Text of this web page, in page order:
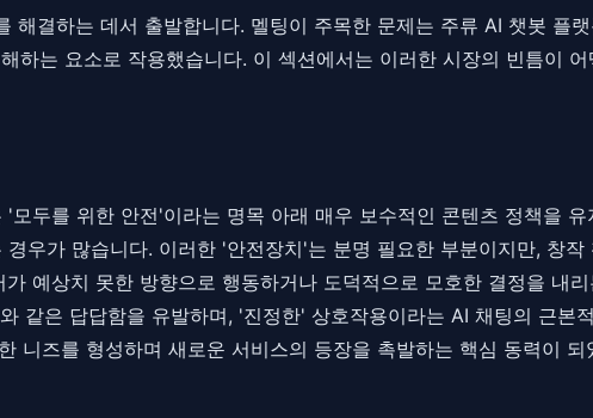
해결하는 데서 출발합니다. 멜팅이 주목한 문제는 주류 AI 챗봇 플
하는 요소로 작용했습니다. 이 섹션에서는 이러한 시장의 빈틈이
두를 위한 안전'이라는 명목 아래 매우 보수적인 콘텐츠 정책을
우가 많습니다. 이러한 '안전장치'는 분명 필요한 부분이지만, 창
예상치 못한 방향으로 행동하거나 도덕적으로 모호한 결정을 내
같은 답답함을 유발하며, '진정한' 상호작용이라는 AI 채팅의 근본
니즈를 형성하며 새로운 서비스의 등장을 촉발하는 핵심 동력이 되